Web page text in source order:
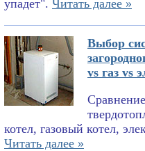
упадет". Читать далее »
Выбор
vs газ vs
котел, газовый котел,
Читать далее »